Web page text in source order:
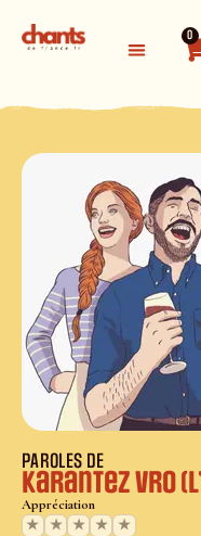
0
PAROLES DE
Karantez vro
Appréciation
★
★ ★ ★ ★